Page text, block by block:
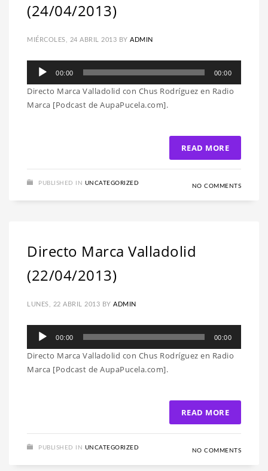
(24/04/2013)
MIÉRCOLES, 24 ABRIL 2013 BY ADMIN
Reproductor
audio
00:00 00:00
Directo Marca Valladolid con Chus Rodríguez en Radio
Marca [Podcast de AupaPucela.com].
READ MORE
PUBLISHED IN UNCATEGORIZED NO COMMENTS
Directo Marca Valladolid
(22/04/2013)
LUNES, 22 ABRIL 2013 BY ADMIN
Reproductor
audio
00:00 00:00
Directo Marca Valladolid con Chus Rodríguez en Radio
Marca [Podcast de AupaPucela.com].
READ MORE
PUBLISHED IN UNCATEGORIZED NO COMMENTS